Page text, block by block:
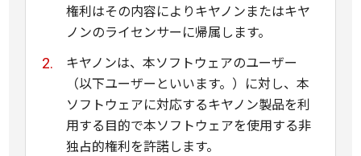
権利はその内容によりキヤノンまたはキヤ
ノンのライセンサーに帰属します。
キヤノンは、本ソフトウェアのユーザー
（以下ユーザーといいます。）に対し、本
ソフトウェアに対応するキヤノン製品を利
用する目的で本ソフトウェアを使用する非
独占的権利を許諾します。